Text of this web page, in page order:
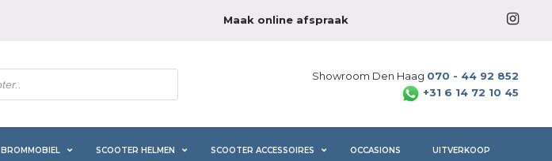
Maak online afspraak
Showroom Den Haag 070 - 44 92 852
+31 6 14 72 10 45
BROMMOBIEL SCOOTER HELMEN SCOOTER ACCESSOIRES OCCASIONS UITVERKOOP